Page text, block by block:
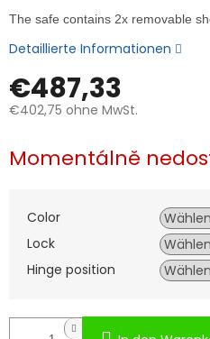
€487,33
€402,75 ohne MwSt.
Momentálně
Color
Lock
Hinge position
The safe contains 2x removable
Detaillierte Informationen